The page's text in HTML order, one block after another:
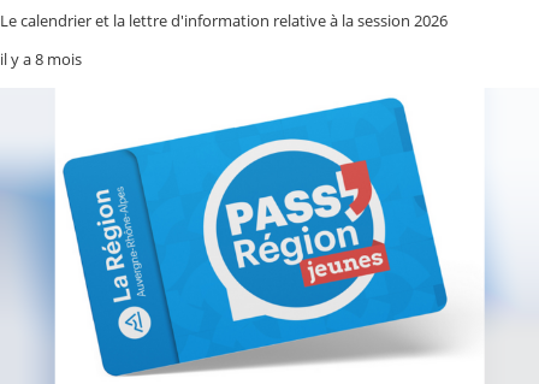
Le calendrier et la lettre d'information relative à la session 2026
il y a 8 mois